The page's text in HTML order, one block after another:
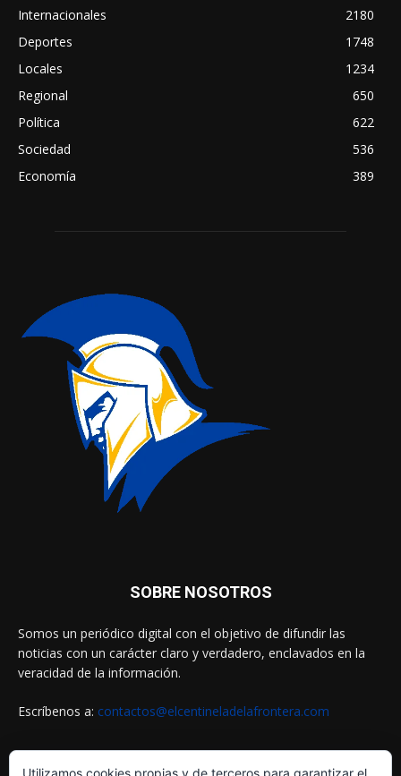
Internacionales
2180
Deportes
1748
Locales
1234
Regional
650
Política
622
Sociedad
536
Economía
389
SOBRE NOSOTROS
Somos un periódico digital con el objetivo de difundir las
noticias con un carácter claro y verdadero, enclavados en la
veracidad de la información.
Escríbenos a: contactos@elcentineladelafrontera.com
Utilizamos cookies propias y de terceros para garantizar el